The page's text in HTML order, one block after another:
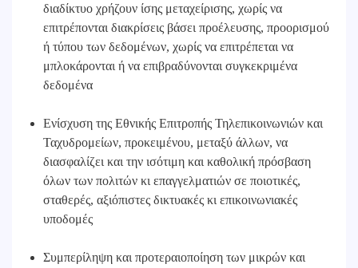
διαδίκτυο χρήζουν ίσης μεταχείρισης, χωρίς να
επιτρέπονται διακρίσεις βάσει προέλευσης, προορισμού
ή τύπου των δεδομένων, χωρίς να επιτρέπεται να
μπλοκάρονται ή να επιβραδύνονται συγκεκριμένα
δεδομένα
Ενίσχυση της Εθνικής Επιτροπής Τηλεπικοινωνιών και
Ταχυδρομείων, προκειμένου, μεταξύ άλλων, να
διασφαλίζει και την ισότιμη και καθολική πρόσβαση
όλων των πολιτών κι επαγγελματιών σε ποιοτικές,
σταθερές, αξιόπιστες δικτυακές κι επικοινωνιακές
υποδομές
Συμπερίληψη και προτεραιοποίηση των μικρών και